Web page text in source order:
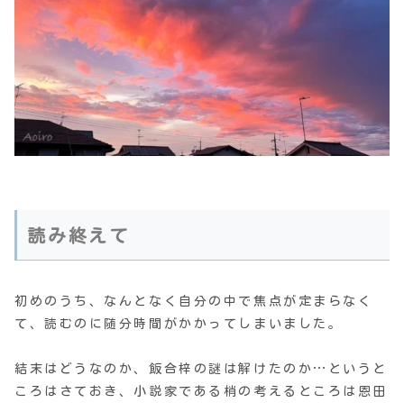
読み終えて
初めのうち、なんとなく自分の中で焦点が定まらなく
て、読むのに随分時間がかかってしまいました。
結末はどうなのか、飯合梓の謎は解けたのか…というと
ころはさておき、小説家である梢の考えるところは恩田